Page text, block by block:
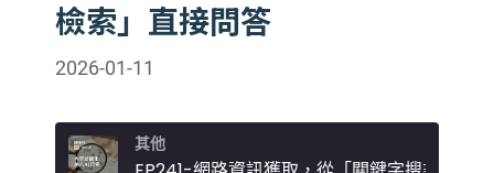
檢索」直接問答
2026-01-11
其他